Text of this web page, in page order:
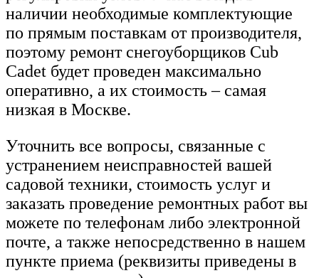
наличии необходимые комплектующие
по прямым поставкам от производителя,
поэтому ремонт снегоуборщиков Cub
Cadet будет проведен максимально
оперативно, а их стоимость – самая
низкая в Москве.
Уточнить все вопросы, связанные с
устранением неисправностей вашей
садовой техники, стоимость услуг и
заказать проведение ремонтных работ вы
можете по телефонам либо электронной
почте, а также непосредственно в нашем
пункте приема (реквизиты приведены в